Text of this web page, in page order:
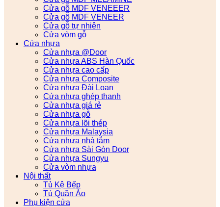
Cửa gỗ MDF VENEEER
Cửa gỗ MDF VENEER
Cửa gỗ tự nhiên
Cửa vòm gỗ
Cửa nhựa
Cửa nhựa @Door
Cửa nhựa ABS Hàn Quốc
Cửa nhựa cao cấp
Cửa nhựa Composite
Cửa nhựa Đài Loan
Cửa nhựa ghép thanh
Cửa nhựa giá rẻ
Cửa nhựa gỗ
Cửa nhựa lõi thép
Cửa nhựa Malaysia
Cửa nhựa nhà tắm
Cửa nhựa Sài Gòn Door
Cửa nhựa Sungyu
Cửa vòm nhựa
Nội thất
Tủ Kệ Bếp
Tủ Quần Áo
Phụ kiện cửa